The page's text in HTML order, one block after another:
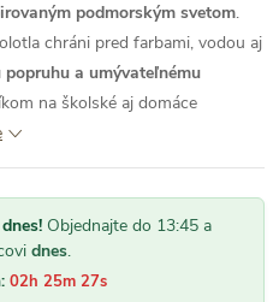
podmorským svetom.
chráni pred farbami, vodou aj
a umývateľnému
na školské aj domáce
Objednajte do 13:45 a
dnes.
02h 25m 26s